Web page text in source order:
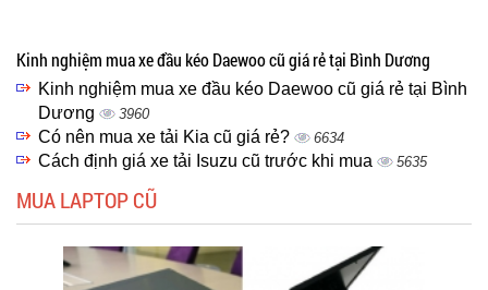
Kinh nghiệm mua xe đầu kéo Daewoo cũ giá rẻ tại Bình Dương
Kinh nghiệm mua xe đầu kéo Daewoo cũ giá rẻ tại Bình
Dương
3960
Có nên mua xe tải Kia cũ giá rẻ? 6634
Cách định giá xe tải Isuzu cũ trước khi mua 5635
MUA LAPTOP CŨ